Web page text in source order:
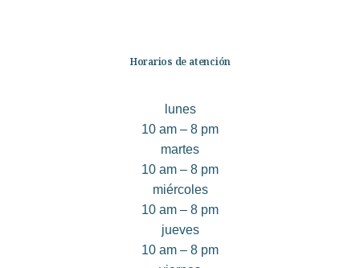
Horarios de atención
lunes
10 am – 8 pm
martes
10 am – 8 pm
miércoles
10 am – 8 pm
jueves
10 am – 8 pm